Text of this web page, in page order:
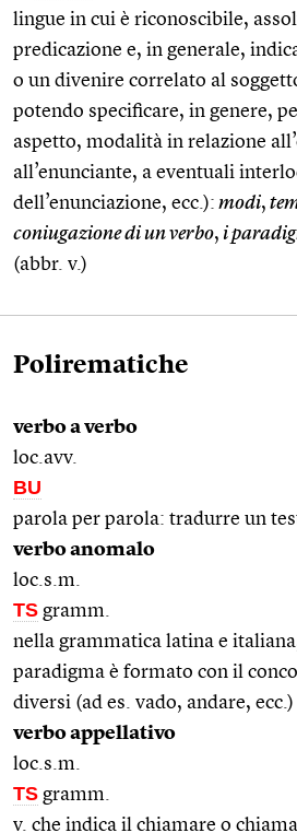
lingue in cui è riconoscibile,
predicazione e, in generale,
o un divenire correlato al
potendo specificare, in genere,
aspetto, modalità in relazione
all’enunciante, a eventuali
dell’enunciazione, ecc.): modi,
coniugazione di un verbo, i
(abbr. v.)
Polirematiche
verbo a verbo
loc.avv.
BU
parola per parola: tradurre un
verbo anomalo
loc.s.m.
TS gramm.
nella grammatica latina e
paradigma è formato con il
diversi (ad es. vado, andare, ecc.)
verbo appellativo
loc.s.m.
TS gramm.
v. che indica il chiamare o